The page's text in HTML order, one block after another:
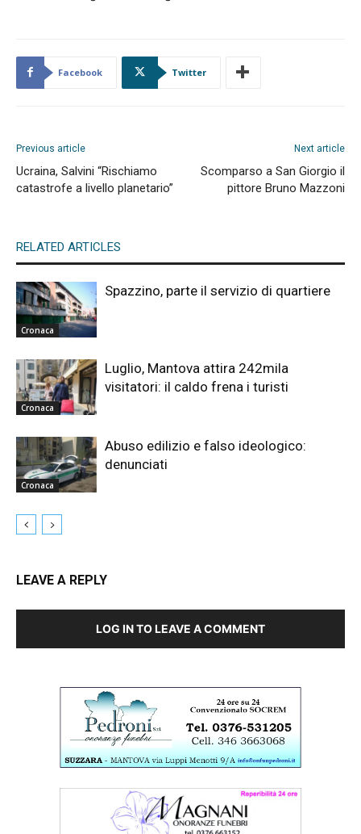
Facebook Twitter
Previous article
Ucraina, Salvini “Rischiamo
catastrofe a livello planetario”
Next article
Scomparso a San Giorgio il
pittore Bruno Mazzoni
RELATED ARTICLES
Cronaca
Spazzino, parte il servizio di quartiere
Cronaca
Luglio, Mantova attira 242mila
visitatori: il caldo frena i turisti
Cronaca
Abuso edilizio e falso ideologico:
denunciati
LEAVE A REPLY
LOG IN TO LEAVE A COMMENT